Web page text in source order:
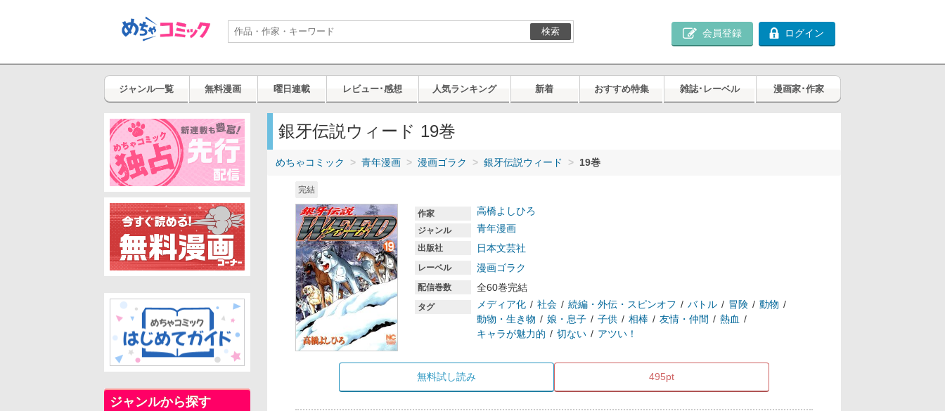
検索 会員登録 ログイン
ジャンル一覧 無料漫画 曜日連載 レビュー･感想 人気ランキング 新着 おすすめ特集 雑誌･レーベル 漫画家･作家
銀牙伝説ウィード 19巻
めちゃコミック 青年漫画 漫画ゴラク 銀牙伝説ウィード 19巻
完結
作家 高橋よしひろ
ジャンル 青年漫画
出版社 日本文芸社
レーベル 漫画ゴラク
配信巻数 全60巻完結
タグ メディア化 社会 続編・外伝・スピンオフ バトル 冒険
動物
動物・生き物
娘・息子 子供 相棒 友情・仲間
熱血
キャラが魅力的
切ない アツい！
無料試し読み 495pt
ジャンルから探す